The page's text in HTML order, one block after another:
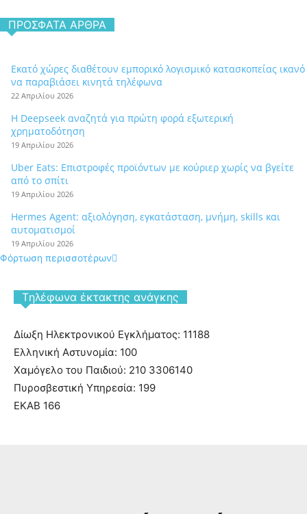
ΠΡΌΣΦΑΤΑ ΆΡΘΡΑ
Εκατό χώρες διαθέτουν εμπορικό λογισμικό κατασκοπείας ικανό
να παραβιάσει κινητά τηλέφωνα
22 Απριλίου 2026
Η Deepseek αναζητά για πρώτη φορά εξωτερική
χρηματοδότηση
19 Απριλίου 2026
Uber Eats: Επιστροφές προϊόντων με κούριερ χωρίς να βγείτε
από το σπίτι
19 Απριλίου 2026
Hermes Agent: αξιολόγηση, εγκατάσταση, μνήμη, skills και
αυτοματισμοί
19 Απριλίου 2026
Φόρτωση περισσοτέρων
Tηλέφωνα έκτακτης ανάγκης
Δίωξη Ηλεκτρονικού Εγκλήματος: 11188
Ελληνική Αστυνομία: 100
Χαμόγελο του Παιδιού: 210 3306140
Πυροσβεστική Υπηρεσία: 199
ΕΚΑΒ 166